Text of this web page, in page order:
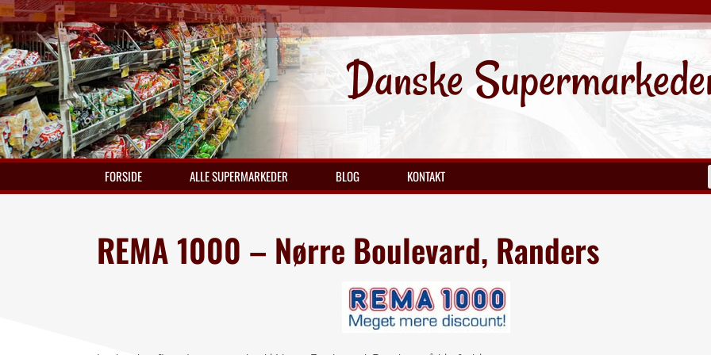
Danske
FORSIDE ALLE SUPERMARKEDER BLOG KONTAKT
REMA 1000 – Nørre Boulevard, Randers